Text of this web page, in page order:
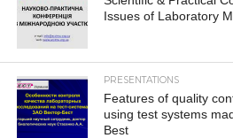
Issues of Laboratory
PRESENTATIONS
Features of quality
using test systems
Best